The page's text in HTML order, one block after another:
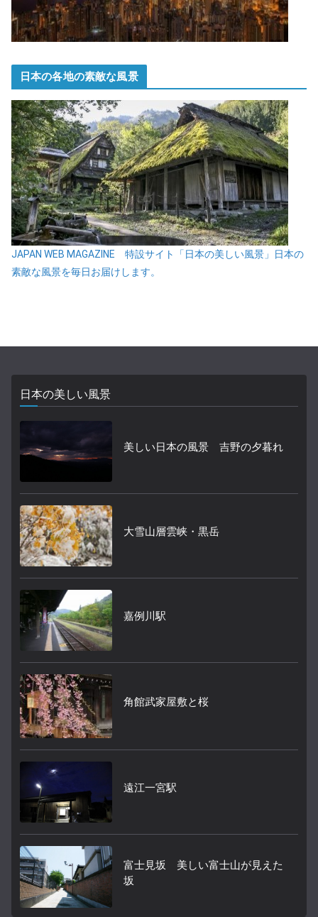
日本の各地の素敵な風景
JAPAN WEB MAGAZINE 特設サイト「日本の美しい風景」日本の
素敵な風景を毎日お届けします。
日本の美しい風景
美しい日本の風景 吉野の夕暮れ
大雪山層雲峡・黒岳
嘉例川駅
角館武家屋敷と桜
遠江一宮駅
富士見坂 美しい富士山が見えた
坂